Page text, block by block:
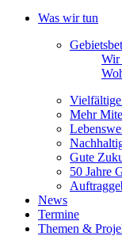
Was wir tun
Wir
Mehr
Gute
50 Jahre
News
Termine
Themen &